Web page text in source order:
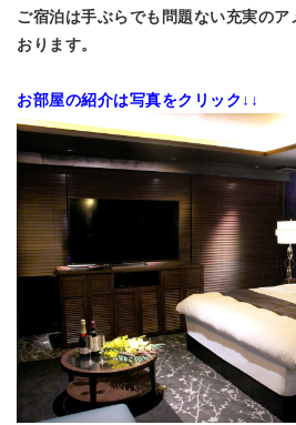
ご宿泊は手ぶらでも問題ない充実の
おります。
お部屋の紹介は写真をクリック↓↓